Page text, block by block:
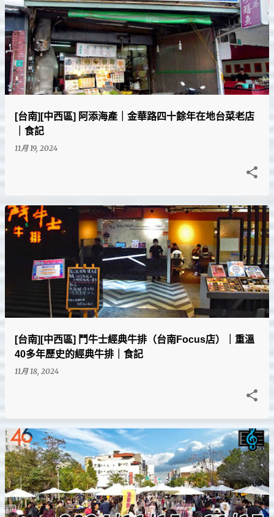
[台南][中西區] 阿添海產｜金華路四十餘年在地台菜老店
｜食記
11月 19, 2024
[台南][中西區] 鬥牛士經典牛排（台南Focus店）｜重溫
40多年歷史的經典牛排｜食記
11月 18, 2024